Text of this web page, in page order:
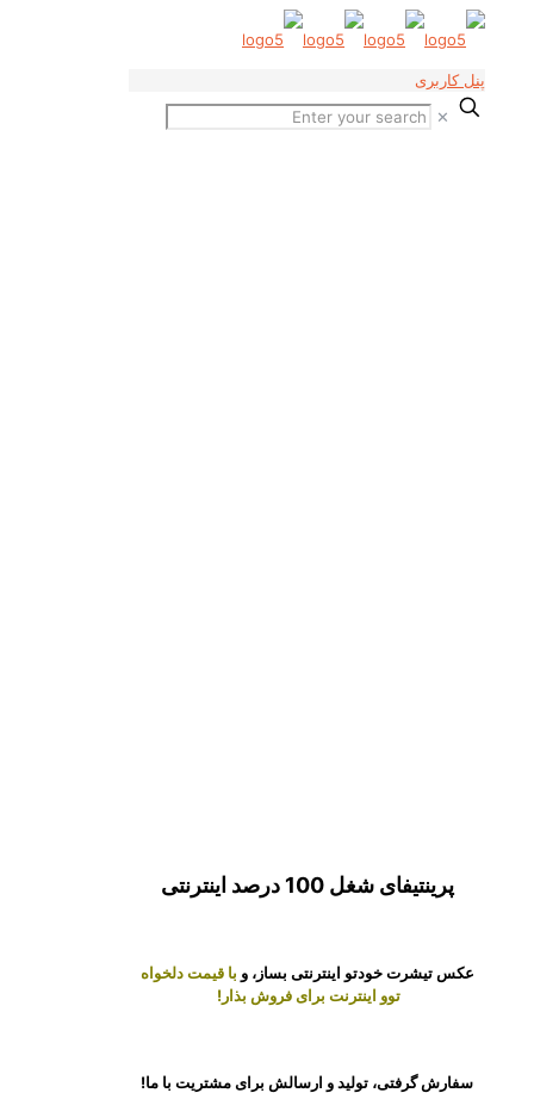
پنل کاربری
✕
پرینتیفای شغل 100 درصد اینترنتی
عکس تیشرت خودتو اینترنتی بساز، و با قیمت دلخواه
توو اینترنت برای فروش بذار!
سفارش گرفتی، تولید و ارسالش برای مشتریت با ما!